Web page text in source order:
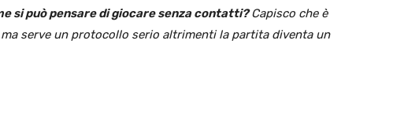
si può pensare di giocare senza contatti?Capisco che è
serve un protocollo serio altrimenti la partita diventa un